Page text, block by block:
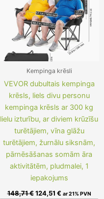
Kempinga krēsli
VEVOR dubultais kempinga
krēsls, liels divu personu
kempinga krēsls ar 300 kg
lielu izturību, ar diviem krūzīšu
turētājiem, vīna glāžu
turētājiem, žurnālu siksnām,
pārnēsāšanas somām āra
aktivitātēm, pludmalei, 1
iepakojums
148,71€ 124,51 € ar 21% PVN